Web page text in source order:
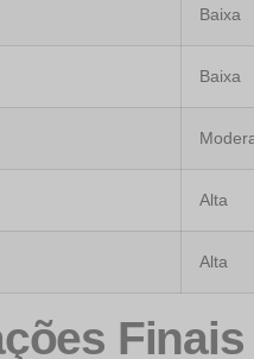
Baixa
Baixa
Alta
Alta